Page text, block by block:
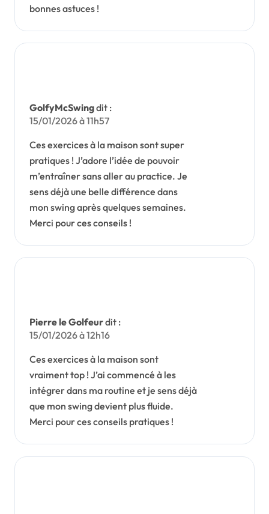
bonnes astuces !
GolfyMcSwingdit :
15/01/2026 à 11h57
Ces exercices à la maison sont super
pratiques ! J’adore l’idée de pouvoir
m’entraîner sans aller au practice. Je
sens déjà une belle différence dans
mon swing après quelques semaines.
Merci pour ces conseils !
Pierre le Golfeurdit :
15/01/2026 à 12h16
Ces exercices à la maison sont
vraiment top ! J’ai commencé à les
intégrer dans ma routine et je sens déjà
que mon swing devient plus fluide.
Merci pour ces conseils pratiques !